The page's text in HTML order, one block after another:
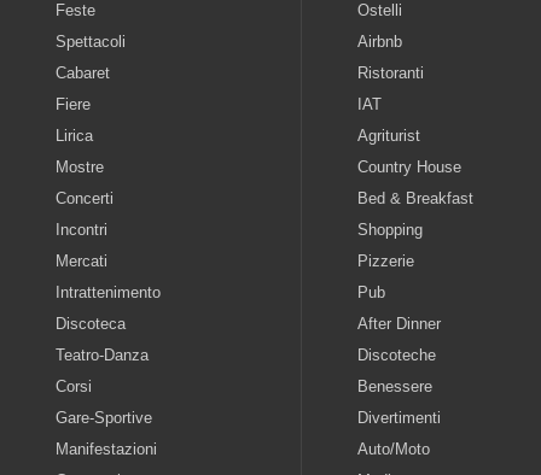
Feste
Spettacoli
Cabaret
Fiere
Lirica
Mostre
Concerti
Incontri
Mercati
Intrattenimento
Discoteca
Teatro-Danza
Corsi
Gare-Sportive
Manifestazioni
Ostelli
Airbnb
Ristoranti
IAT
Agriturist
Country House
Bed & Breakfast
Shopping
Pizzerie
Pub
After Dinner
Discoteche
Benessere
Divertimenti
Auto/Moto